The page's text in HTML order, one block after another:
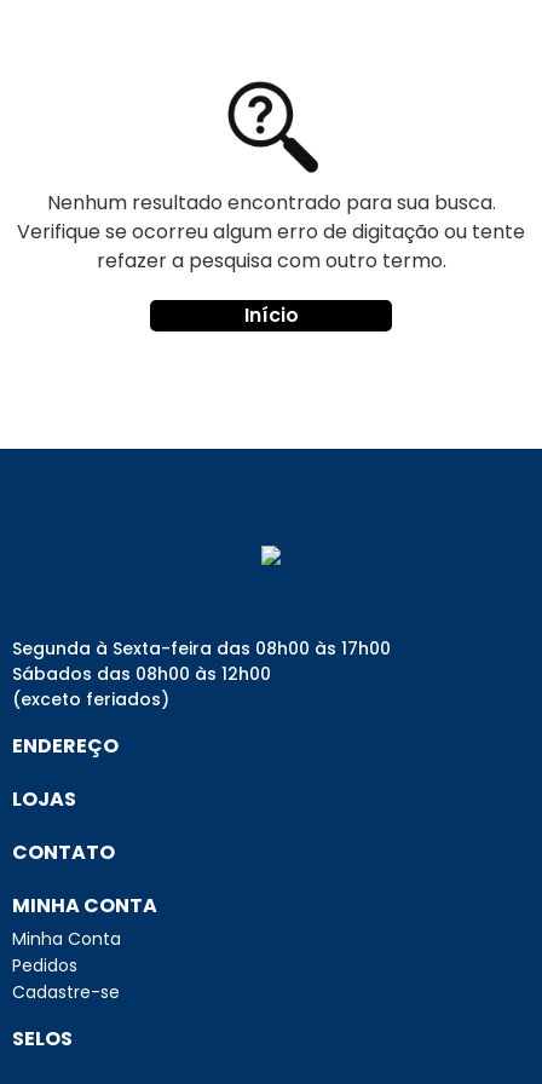
Nenhum resultado encontrado para sua busca.
Verifique se ocorreu algum erro de digitação ou tente
refazer a pesquisa com outro termo.
Início
Segunda à Sexta-feira das 08h00 às 17h00
Sábados das 08h00 às 12h00
(exceto feriados)
ENDEREÇO
LOJAS
CONTATO
MINHA CONTA
Minha Conta
Pedidos
Cadastre-se
SELOS